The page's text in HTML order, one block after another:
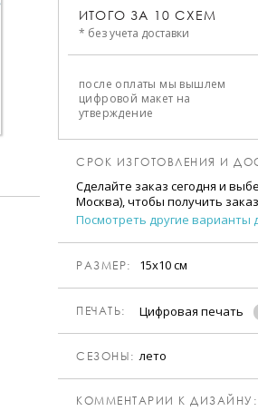
ИТОГО ЗА 10 СХЕМ
* без учета доставки
после оплаты мы вышлем
цифровой макет на
утверждение
СРОК ИЗГОТОВЛЕНИЯ И
Сделайте заказ сегодня и
Москва), чтобы получить
Посмотреть другие варианты
РАЗМЕР: 15х10 см
ПЕЧАТЬ: Цифровая печать
CЕЗОНЫ: лето
КОММЕНТАРИИ К ДИЗАЙНУ: